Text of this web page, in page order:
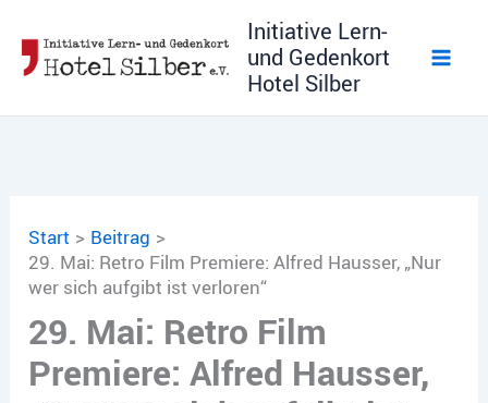
Inhalt
springen
Initiative Lern-
und Gedenkort
Hotel Silber
Start
Beitrag
29. Mai: Retro Film Premiere: Alfred Hausser, „Nur
wer sich aufgibt ist verloren“
29. Mai: Retro Film
Premiere: Alfred Hausser,